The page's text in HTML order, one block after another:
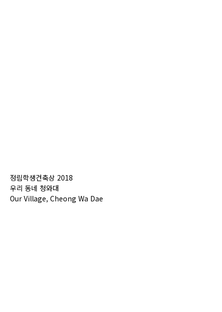
정림학생건축상 2018
우리 동네 청와대
Our Village, Cheong Wa Dae